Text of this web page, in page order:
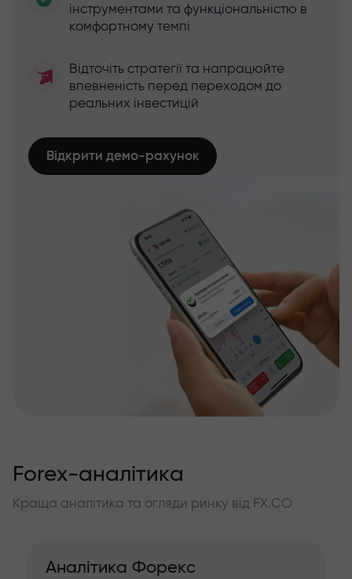
інструментами та функціональністю в
комфортному темпі
Відточіть стратегії та напрацюйте
впевненість перед переходом до
реальних інвестицій
Відкрити демо-рахунок
Forex-аналітика
Краща аналітика та огляди ринку від FX.CO
Аналітика Форекс